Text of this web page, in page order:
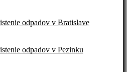
odpadov v Bratislave
odpadov v Pezinku